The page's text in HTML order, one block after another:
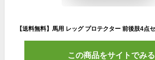
この商品をサイトでみる